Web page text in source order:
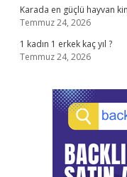
Karada en güçlü hayvan
Temmuz 24, 2026
1 kadın 1 erkek kaç yıl ?
Temmuz 24, 2026